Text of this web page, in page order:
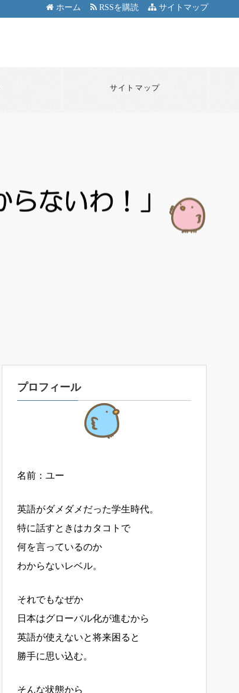
サイトマップ
RSSを購読
ホーム
サイトマップ
プロフィール
名前：ユー
英語がダメダメだった学生時代。
特に話すときはカタコトで
何を言っているのか
わからないレベル。
それでもなぜか
日本はグローバル化が進むから
英語が使えないと将来困ると
勝手に思い込む。
そんな状態から